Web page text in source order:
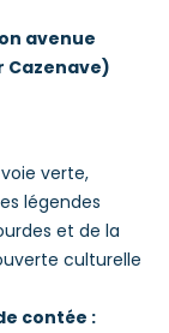
avenue
Cazenave)
verte,
légendes
et de la
culturelle
contée :